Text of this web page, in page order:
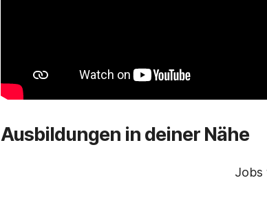
Ausbildungen in deiner Nähe
Jobs